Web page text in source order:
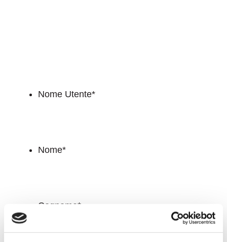
Nome Utente*
Nome*
Cognome*